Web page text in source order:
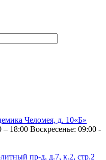
Челомея, д. 10«Б»
– 18:00 Воскресенье: 09:00 -
пр-д, д.7, к.2, стр.2